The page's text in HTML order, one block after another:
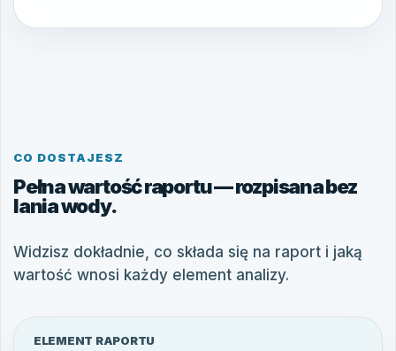
CO DOSTAJESZ
Pełna wartość raportu — rozpisana bez
lania wody.
Widzisz dokładnie, co składa się na raport i jaką
wartość wnosi każdy element analizy.
ELEMENT RAPORTU